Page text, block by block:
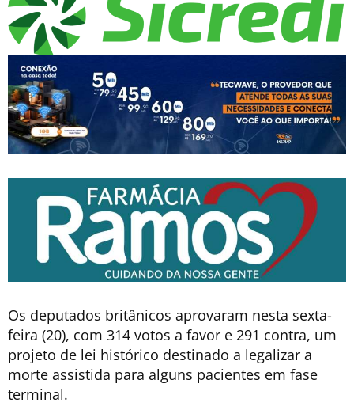
Os deputados britânicos aprovaram nesta sexta-
feira (20), com 314 votos a favor e 291 contra, um
projeto de lei histórico destinado a legalizar a
morte assistida para alguns pacientes em fase
terminal.